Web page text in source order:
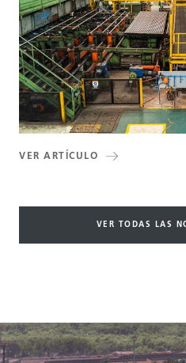
VER ARTÍCULO
VER TODAS LAS